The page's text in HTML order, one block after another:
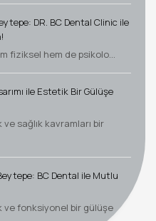
DR. BC Dental Clinic ile
fiziksel hem de psikolo...
ile Estetik Bir Gülüşe
sağlık kavramları bir
BC Dental ile Mutlu
fonksiyonel bir gülüşe